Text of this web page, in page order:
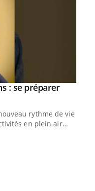
: se préparer
rythme de vie !
en plein air…